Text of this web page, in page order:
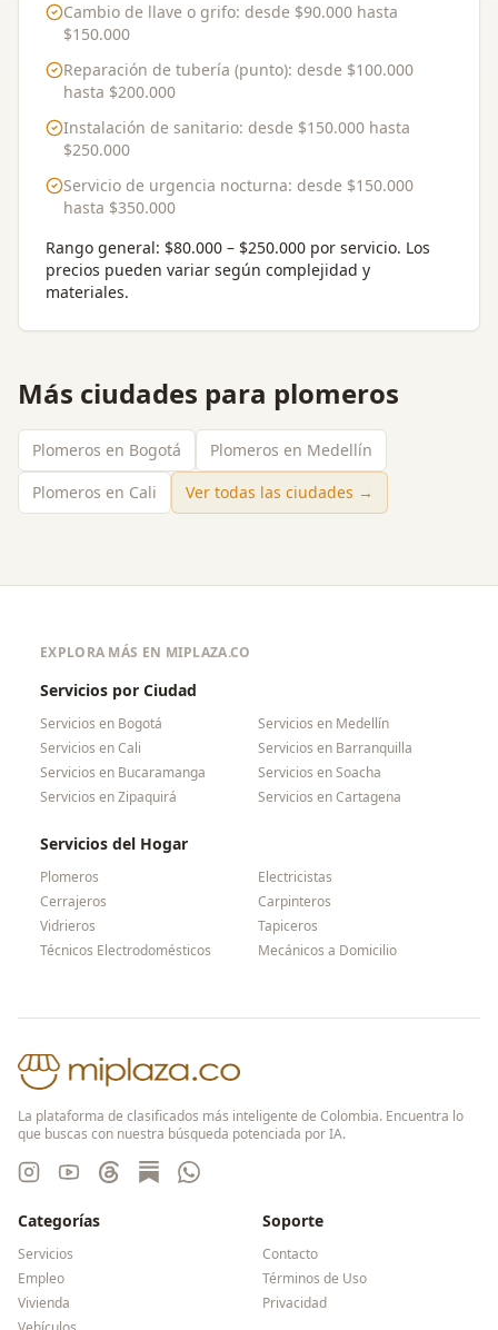
Cambio de llave o grifo: desde $90.000 hasta
$150.000
Reparación de tubería (punto): desde $100.000
hasta $200.000
Instalación de sanitario: desde $150.000 hasta
$250.000
Servicio de urgencia nocturna: desde $150.000
hasta $350.000
Rango general: $80.000 – $250.000 por servicio. Los
precios pueden variar según complejidad y
materiales.
Más ciudades para plomeros
Plomeros en Bogotá
Plomeros en Medellín
Plomeros en Cali
Ver todas las ciudades →
EXPLORA MÁS EN MIPLAZA.CO
Servicios por Ciudad
Servicios en Bogotá Servicios en Medellín
Servicios enCali Servicios en Barranquilla
Servicios en Bucaramanga Servicios enSoacha
Servicios enZipaquirá Servicios enCartagena
Servicios del Hogar
Plomeros
Electricistas
Cerrajeros
Carpinteros
Vidrieros
Tapiceros
Técnicos Electrodomésticos
Mecánicos a Domicilio
La plataforma de clasificados más inteligente de Colombia. Encuentra lo
que buscas con nuestra búsqueda potenciada por IA.
Categorías
Servicios
Empleo
Vivienda
Soporte
Contacto
Términos de Uso
Privacidad